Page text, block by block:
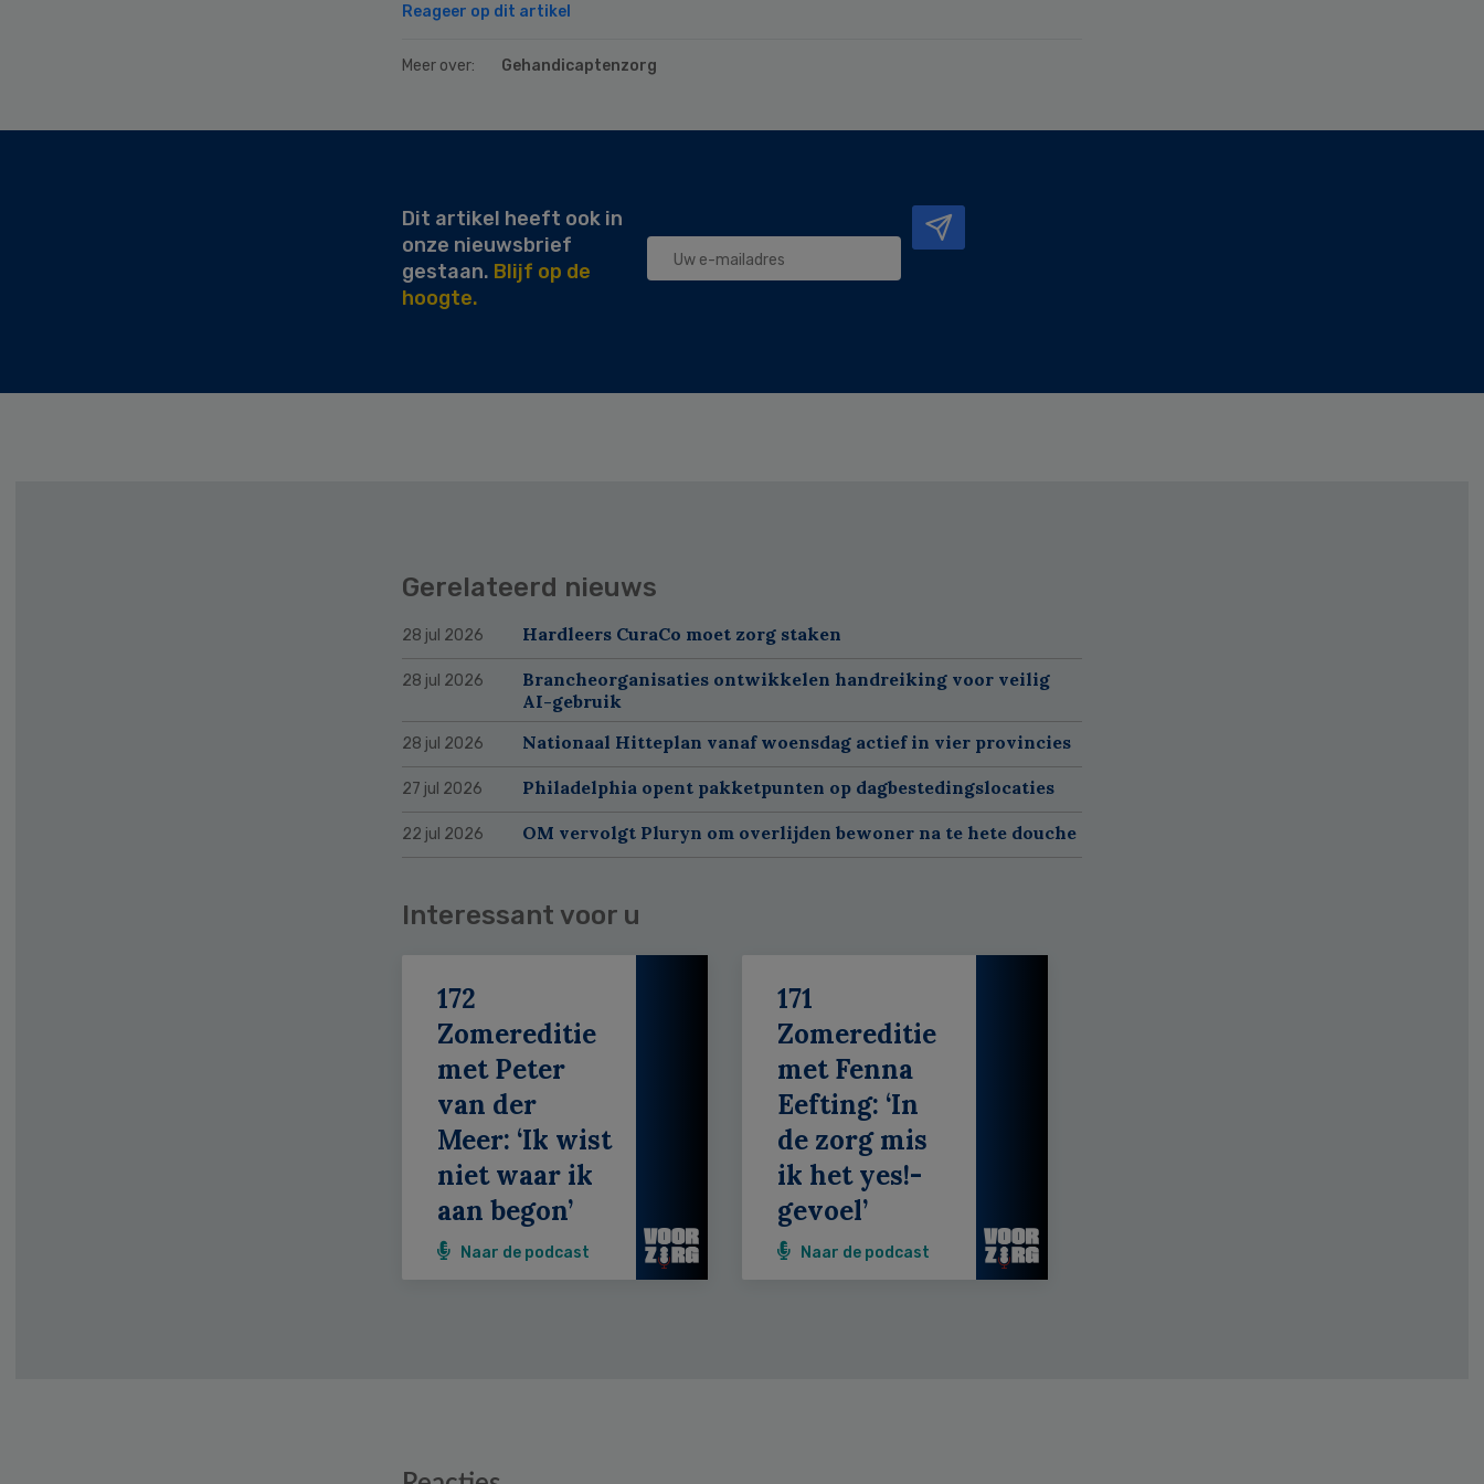
Reageer op dit artikel
Meer over: Gehandicaptenzorg
Dit artikel heeft ook in
onze nieuwsbrief
gestaan. Blijf op de
hoogte.
Gerelateerd nieuws
28 jul 2026 Hardleers CuraCo moet zorg staken
28 jul 2026
Brancheorganisaties ontwikkelen handreiking voor veilig
AI-gebruik
28 jul 2026 Nationaal Hitteplan vanaf woensdag actief in vier provincies
27 jul 2026 Philadelphia opent pakketpunten op dagbestedingslocaties
22 jul 2026 OM vervolgt Pluryn om overlijden bewoner na te hete douche
Interessant voor u
172
Zomereditie
met Peter
van der
Meer: ‘Ik wist
niet waar ik
aan begon’
Naar de podcast
171
Zomereditie
met Fenna
Eefting: ‘In
de zorg mis
ik het yes!-
gevoel’
Naar de podcast